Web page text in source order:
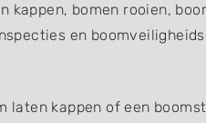
bomen rooien,
en
kappen of een